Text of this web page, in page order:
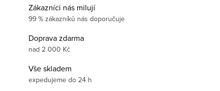
Zákazníci nás milují
99 % zákazníků nás doporučuje
Doprava zdarma
nad 2 000 Kč
Vše skladem
expedujeme do 24 h